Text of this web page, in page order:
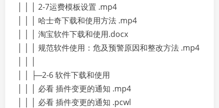
│ │ │ 2-7运费模板设置 .mp4
│ │ │ 哈士奇下载和使用方法 .mp4
│ │ │ 淘宝软件下载和使用.docx
│ │ │ 规范软件使用：危及预警原因和整改方法 .mp4
│ │ ├─2-6 软件下载和使用
│ │ │ 必看 插件变更的通知 .mp4
│ │ │ 必看 插件变更的通知 .pcwl